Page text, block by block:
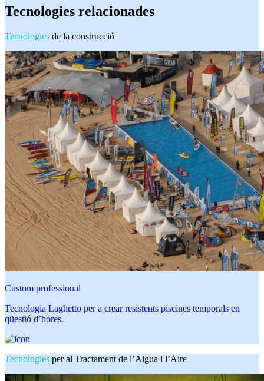
Tecnologies relacionades
Tecnologies de la construcció
Custom professional
Tecnologia Laghetto per a crear resistents piscines temporals en
qüestió d’hores.
Tecnologies per al Tractament de l’Aigua i l’Aire